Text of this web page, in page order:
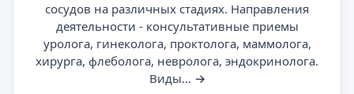
сосудов на различных стадиях. Направления
деятельности - консультативные приемы
уролога, гинеколога, проктолога, маммолога,
хирурга, флеболога, невролога, эндокринолога.
Виды... →